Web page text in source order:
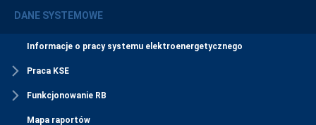
DANE SYSTEMOWE
Informacje o pracy systemu elektroenergetycznego
Praca KSE
Funkcjonowanie RB
Mapa raportów